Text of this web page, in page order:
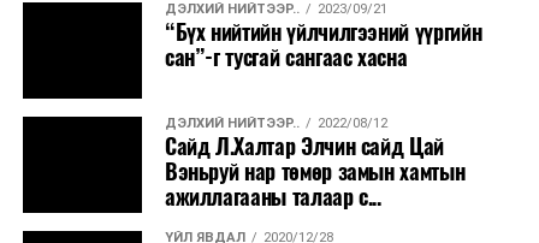
ҮЙЛ ЯВДАЛ
КОП17-д ажиллах онцгой байдлын
бүрэлдэхүүн хамтарсан дадлага сургуул...
ҮЙЛ ЯВДАЛ 8 цаг 43 минут
Улаанбаатарт өдөртөө 20 хэм дулаан
ДЭЛХИЙ НИЙТЭЭР.. 2023/09/21
“Бүх нийтийн үйлчилгээний үүргийн
сан”-г тусгай сангаас хасна
ДЭЛХИЙ НИЙТЭЭР.. 2022/08/12
Сайд Л.Халтар Элчин сайд Цай
Вэньруй нар төмөр замын хамтын
ажиллагааны талаар с...
ҮЙЛ ЯВДАЛ 2020/12/28